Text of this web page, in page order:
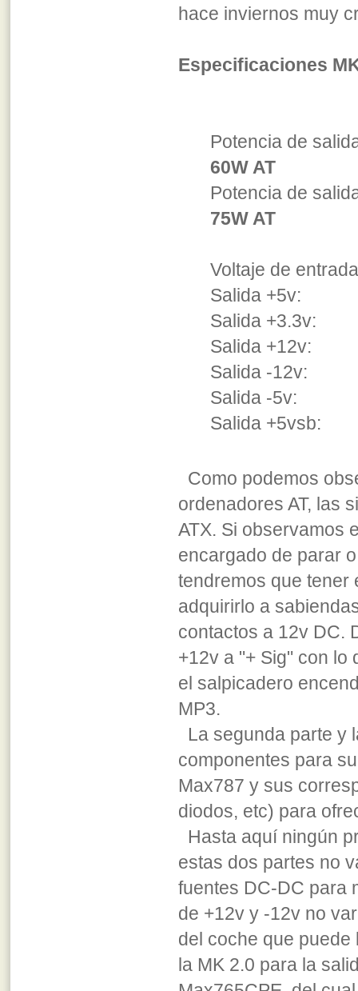
hace inviernos muy
Especificaciones
Potencia de
60W AT
Potencia de
75W AT
Voltaje de
Salida +5v:
Salida
Salida
Salida -12v:
Salida -5v:
Salida
Como podemos
ordenadores AT, las
ATX. Si observamos
encargado de parar
tendremos que tener
adquirirlo a
contactos a 12v DC.
+12v a "+ Sig" con lo
el salpicadero
MP3.
La segunda parte y
componentes para
Max787 y sus
diodos, etc) para
Hasta aquí ningún
estas dos partes no
fuentes DC-DC para
de +12v y -12v no
del coche que puede
la MK 2.0 para la